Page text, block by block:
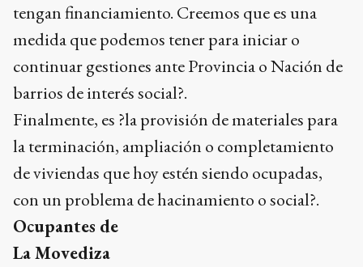
tengan financiamiento. Creemos que es una
medida que podemos tener para iniciar o
continuar gestiones ante Provincia o Nación de
barrios de interés social?.
Finalmente, es ?la provisión de materiales para
la terminación, ampliación o completamiento
de viviendas que hoy estén siendo ocupadas,
con un problema de hacinamiento o social?.
Ocupantes de
La Movediza